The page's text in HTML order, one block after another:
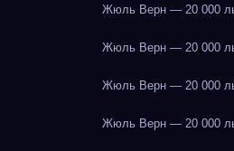
Жюль Верн — 20 000
Жюль Верн — 20 000
Жюль Верн — 20 000
Жюль Верн — 20 000